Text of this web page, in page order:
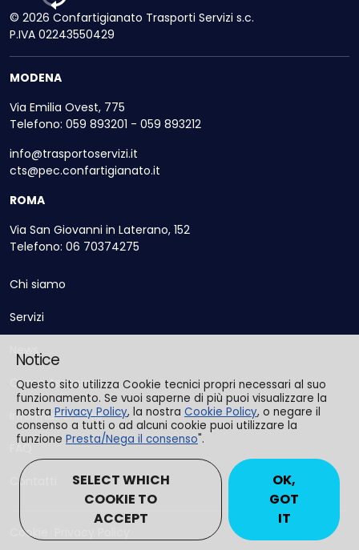
© 2026 Confartigianato Trasporti Servizi s.c.
P.IVA 02243550429
MODENA
Via Emilia Ovest, 775
Telefono: 059 893201 - 059 893212
info@trasportoservizi.it
cts@pec.confartigianato.it
ROMA
Via San Giovanni in Laterano, 152
Telefono: 06 70374275
Chi siamo
Servizi
News
Come Associarsi
Informazioni Utili
Contatti
Cookie
Notice
Questo sito utilizza Cookie tecnici propri necessari al suo
funzionamento. Se vuoi saperne di più puoi visualizzare la
nostra Privacy Policy, la nostra Cookie Policy, o negare il
consenso a tutti o ad alcuni cookie puoi utilizzare la
funzione Presta/Nega il consenso".
SELECT WHICH
COOKIE TO
ACCEPT
OK,
GOT
IT